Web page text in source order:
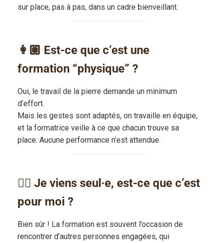
sur place, pas à pas, dans un cadre bienveillant.
👩🏽 Est-ce que c’est une
formation “physique” ?
Oui, le travail de la pierre demande un minimum
d’effort.
Mais les gestes sont adaptés, on travaille en équipe,
et la formatrice veille à ce que chacun trouve sa
place. Aucune performance n’est attendue.
🧍‍♂️ Je viens seul·e, est-ce que c’est
pour moi ?
Bien sûr ! La formation est souvent l’occasion de
rencontrer d’autres personnes engagées, qui